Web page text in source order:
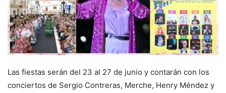
Las fiestas serán del 23 al 27 de junio y contarán con los
conciertos de Sergio Contreras, Merche, Henry Méndez y